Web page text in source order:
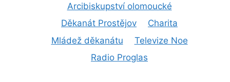
Arcibiskupství olomoucké
Děkanát Prostějov
Charita
Mládež děkanátu
Televize Noe
Radio Proglas